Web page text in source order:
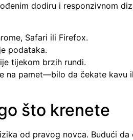
dodiru i responzivnom
Safari ili Firefox.
podataka.
tijekom brzih rundi.
na pamet—bilo da čekate
što krenete
od pravog novca. Budući